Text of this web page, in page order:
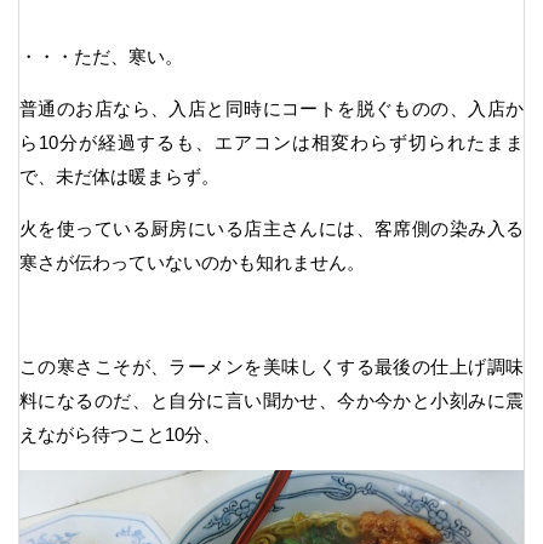
・・・ただ、寒い。
普通のお店なら、入店と同時にコートを脱ぐものの、入店か
ら10分が経過するも、エアコンは相変わらず切られたまま
で、未だ体は暖まらず。
火を使っている厨房にいる店主さんには、客席側の染み入る
寒さが伝わっていないのかも知れません。
この寒さこそが、ラーメンを美味しくする最後の仕上げ調味
料になるのだ、と自分に言い聞かせ、今か今かと小刻みに震
えながら待つこと10分、